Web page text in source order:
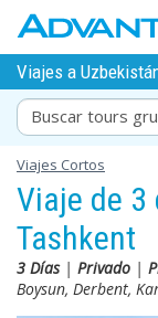
Viajes a
Buscar tours
Viajes Cortos
Viaje de 3
Tashkent
3 Días| Privado |
Boysun, Derbent,